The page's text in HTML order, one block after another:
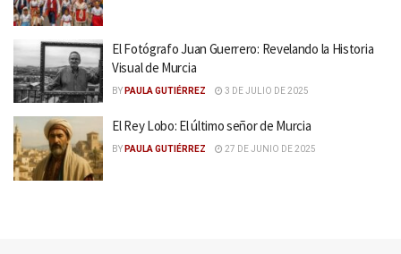
El Fotógrafo Juan Guerrero: Revelando la Historia
Visual de Murcia
BY PAULA GUTIÉRREZ 3 DE JULIO DE 2025
El Rey Lobo: El último señor de Murcia
BY PAULA GUTIÉRREZ 27 DE JUNIO DE 2025